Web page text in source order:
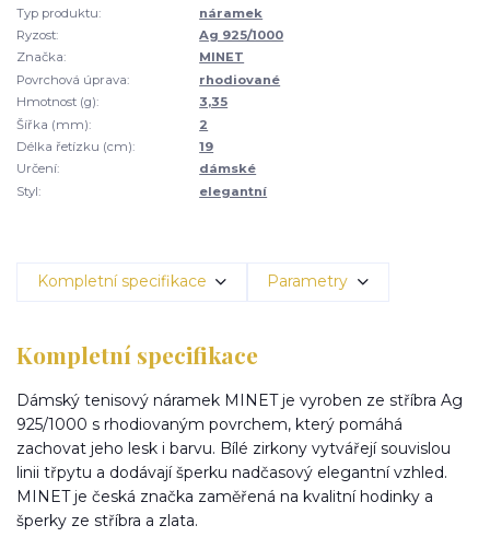
Typ produktu:
náramek
Ryzost:
Ag 925/1000
Značka:
MINET
Povrchová úprava:
rhodiované
Hmotnost (g):
3,35
Šířka (mm):
2
Délka řetízku (cm):
19
Určení:
dámské
Styl:
elegantní
Kompletní specifikace Parametry
Kompletní specifikace
Dámský tenisový náramek MINET je vyroben ze stříbra Ag
925/1000 s rhodiovaným povrchem, který pomáhá
zachovat jeho lesk i barvu. Bílé zirkony vytvářejí souvislou
linii třpytu a dodávají šperku nadčasový elegantní vzhled.
MINET je česká značka zaměřená na kvalitní hodinky a
šperky ze stříbra a zlata.